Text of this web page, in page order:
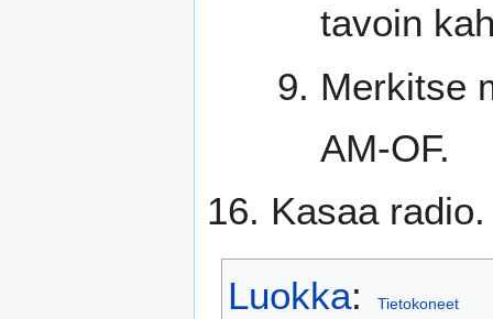
tavoin
Merkitse
AM-OF.
Kasaa radio.
Luokka: Tietokoneet